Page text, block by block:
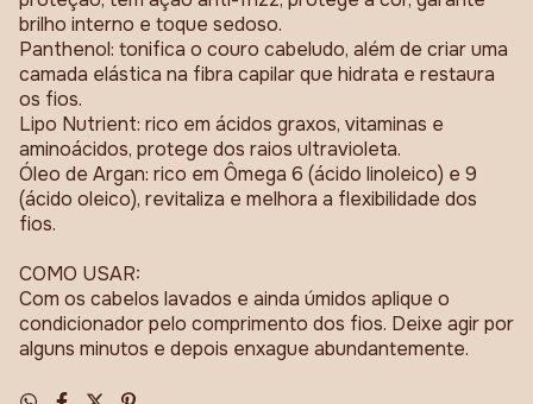
brilho interno e toque sedoso.
Panthenol: tonifica o couro cabeludo, além de criar uma
camada elástica na fibra capilar que hidrata e restaura
os fios.
Lipo Nutrient: rico em ácidos graxos, vitaminas e
aminoácidos, protege dos raios ultravioleta.
Óleo de Argan: rico em Ômega 6 (ácido linoleico) e 9
(ácido oleico), revitaliza e melhora a flexibilidade dos
fios.
COMO USAR:
Com os cabelos lavados e ainda úmidos aplique o
condicionador pelo comprimento dos fios. Deixe agir por
alguns minutos e depois enxague abundantemente.